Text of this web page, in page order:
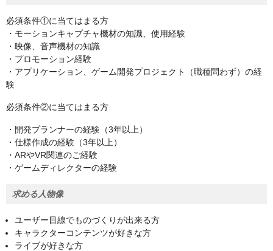
必須条件①に当てはまる方
・モーションキャプチャ機材の知識、使用経験
・映像、音声機材の知識
・プロモーション経験
・アプリケーション、ゲーム開発プロジェクト（職種問わず）の経
験
必須条件②に当てはまる方
・開発プランナーの経験（3年以上）
・仕様作成の経験（3年以上）
・ARやVR関連のご経験
・ゲームディレクターの経験
求める人物像
ユーザー目線でものづくりが出来る方
キャラクターコンテンツが好きな方
ライブが好きな方